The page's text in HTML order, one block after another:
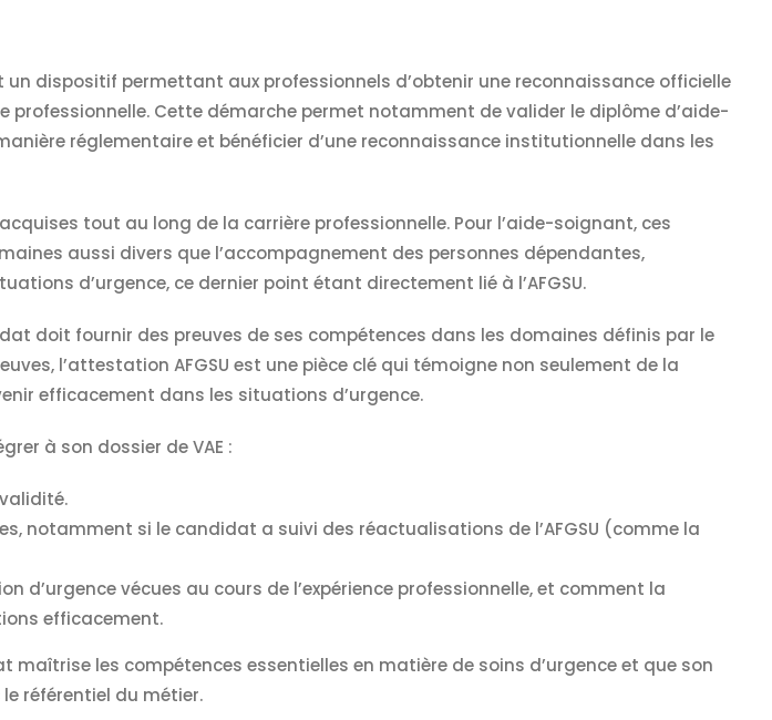
un dispositif permettant aux professionnels d’obtenir une reconnaissance officielle
professionnelle. Cette démarche permet notamment de valider le diplôme d’aide-
réglementaire et bénéficier d’une reconnaissance institutionnelle dans les
tout au long de la carrière professionnelle. Pour l’aide-soignant, ces
aussi divers que l’accompagnement des personnes dépendantes,
d’urgence, ce dernier point étant directement lié à l’AFGSU.
doit fournir des preuves de ses compétences dans les domaines définis par le
l’attestation AFGSU est une pièce clé qui témoigne non seulement de la
efficacement dans les situations d’urgence.
à son dossier de VAE :
notamment si le candidat a suivi des réactualisations de l’AFGSU (comme la
d’urgence vécues au cours de l’expérience professionnelle, et comment la
efficacement.
les compétences essentielles en matière de soins d’urgence et que son
référentiel du métier.